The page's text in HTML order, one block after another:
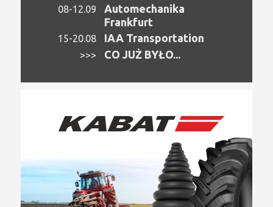
08-12.09
Automechanika
Frankfurt
15-20.08 IAA Transportation
>>> CO JUŻ BYŁO...